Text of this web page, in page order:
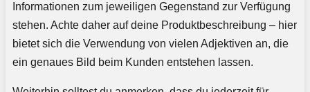
Informationen zum jeweiligen Gegenstand zur Verfügung
stehen. Achte daher auf deine Produktbeschreibung – hier
bietet sich die Verwendung von vielen Adjektiven an, die
ein genaues Bild beim Kunden entstehen lassen.